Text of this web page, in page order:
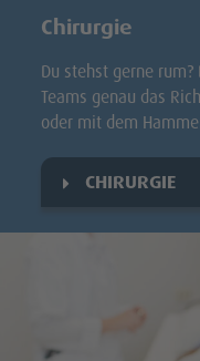
Chirurgie
Du stehst gerne rum?
Teams genau das
oder mit dem
CHIRURGIE